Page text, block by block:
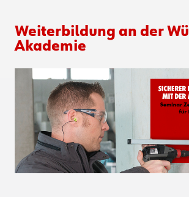
Weiterbildung an der
Akademie